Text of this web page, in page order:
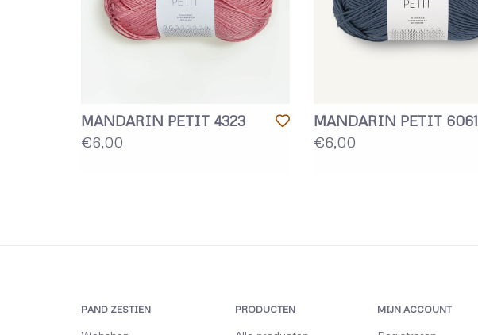
MANDARIN PETIT 4323
€6,00
MANDARIN PETIT 6061
€6,00
PAND ZESTIEN PRODUCTEN MIJN ACCOUNT